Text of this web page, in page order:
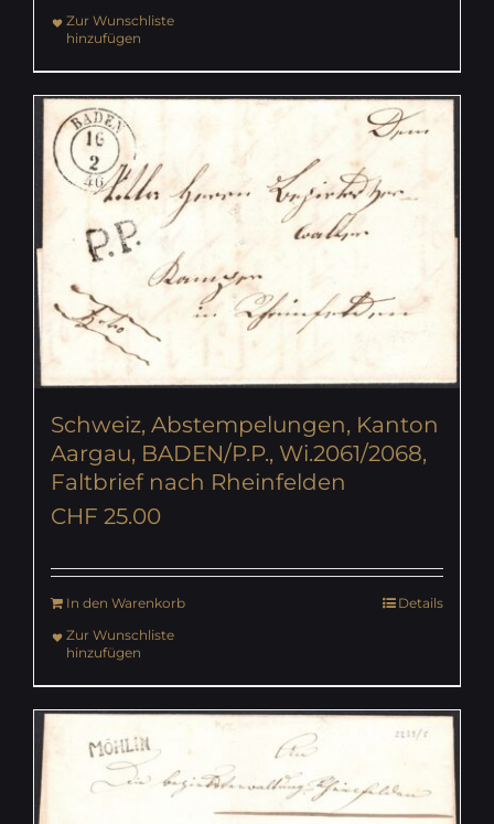
Zur Wunschliste
hinzufügen
Schweiz, Abstempelungen, Kanton
Aargau, BADEN/P.P., Wi.2061/2068,
Faltbrief nach Rheinfelden
CHF 25.00
In den Warenkorb
Details
Zur Wunschliste
hinzufügen